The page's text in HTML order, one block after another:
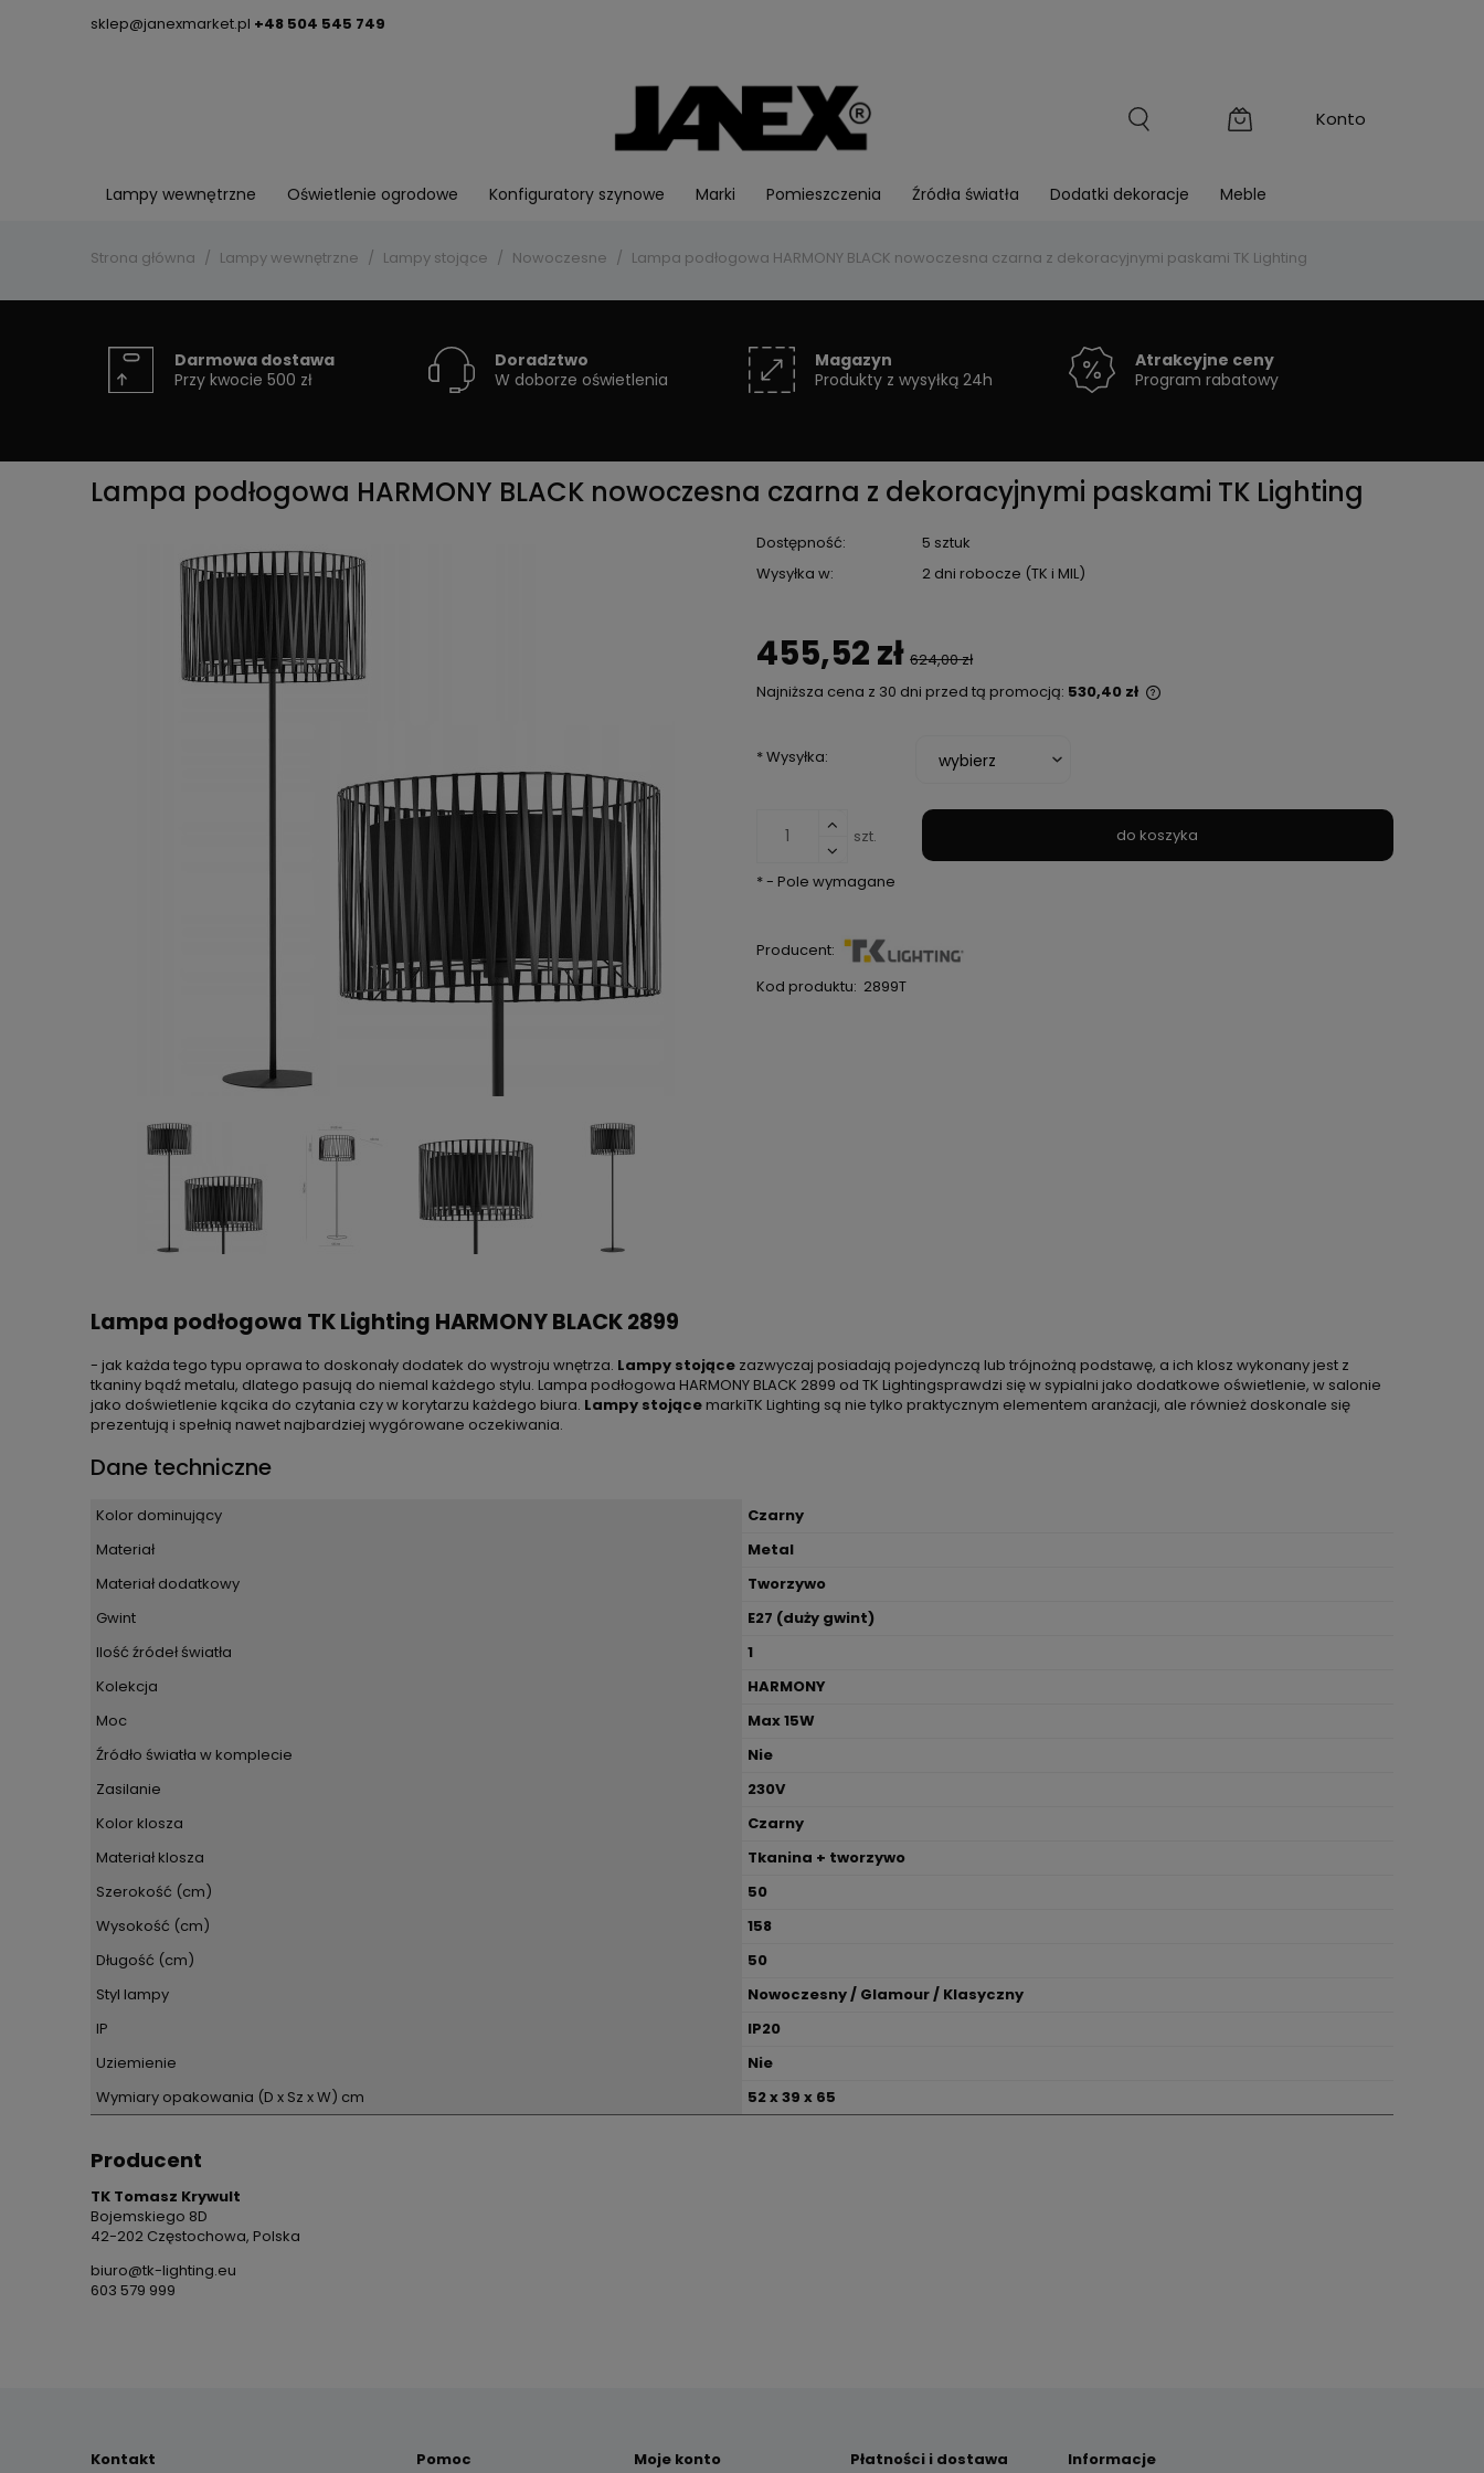
sklep@janexmarket.pl +48 504 545 749
Lampy wewnętrzne Oświetlenie ogrodowe Konfiguratory szynowe Marki Pomieszczenia Źródła światła Dodatki dekoracje Meble
Strona główna Lampy wewnętrzne Lampy stojące Nowoczesne Lampa podłogowa HARMONY BLACK nowoczesna czarna z dekoracyjnymi paskami TK Lighting
Darmowa dostawa
Przy kwocie 500 zł
Doradztwo
W doborze oświetlenia
Magazyn
Produkty z wysyłką 24h
Atrakcyjne ceny
Program rabatowy
Lampa podłogowa HARMONY BLACK nowoczesna czarna z dekoracyjnymi paskami TK Lighting
Dostępność:
5 sztuk
Wysyłka w:
2 dni robocze (TK i MIL)
455,52 zł 624,00 zł
Najniższa cena z 30 dni przed tą promocją: 530,40 zł
niż 30 dni, wyświetlana jest najniższa
pojawił się w sprzedaży.
*Wysyłka:
szt. do koszyka
*- Pole wymagane
Producent:
Kod produktu: 2899T
Lampa podłogowa TK Lighting HARMONY BLACK 2899
- jak każda tego typu oprawa to doskonały dodatek do wystroju wnętrza. Lampy stojące zazwyczaj posiadają pojedynczą lub trójnożną podstawę, a ich klosz wykonany jest z
tkaniny bądź metalu, dlatego pasują do niemal każdego stylu. Lampa podłogowa HARMONY BLACK 2899 od TK Lightingsprawdzi się w sypialni jako dodatkowe oświetlenie, w salonie
jako doświetlenie kącika do czytania czy w korytarzu każdego biura. Lampy stojące markiTK Lighting są nie tylko praktycznym elementem aranżacji, ale również doskonale się
prezentują i spełnią nawet najbardziej wygórowane oczekiwania.
Dane techniczne
Kolor dominujący
Czarny
Materiał
Metal
Materiał dodatkowy
Tworzywo
Gwint
E27 (duży gwint)
Ilość źródeł światła
1
Kolekcja
HARMONY
Moc
Max 15W
Źródło światła w komplecie
Nie
Zasilanie
230V
Kolor klosza
Czarny
Materiał klosza
Tkanina + tworzywo
Szerokość (cm)
50
Wysokość (cm)
158
Długość (cm)
50
Styl lampy
Nowoczesny / Glamour / Klasyczny
IP
IP20
Uziemienie
Nie
Wymiary opakowania (D x Sz x W) cm
52 x 39 x 65
Producent
TK Tomasz Krywult
Bojemskiego 8D
42-202 Częstochowa, Polska
biuro@tk-lighting.eu
603 579 999
Kontakt Pomoc Moje konto Płatności i dostawa Informacje